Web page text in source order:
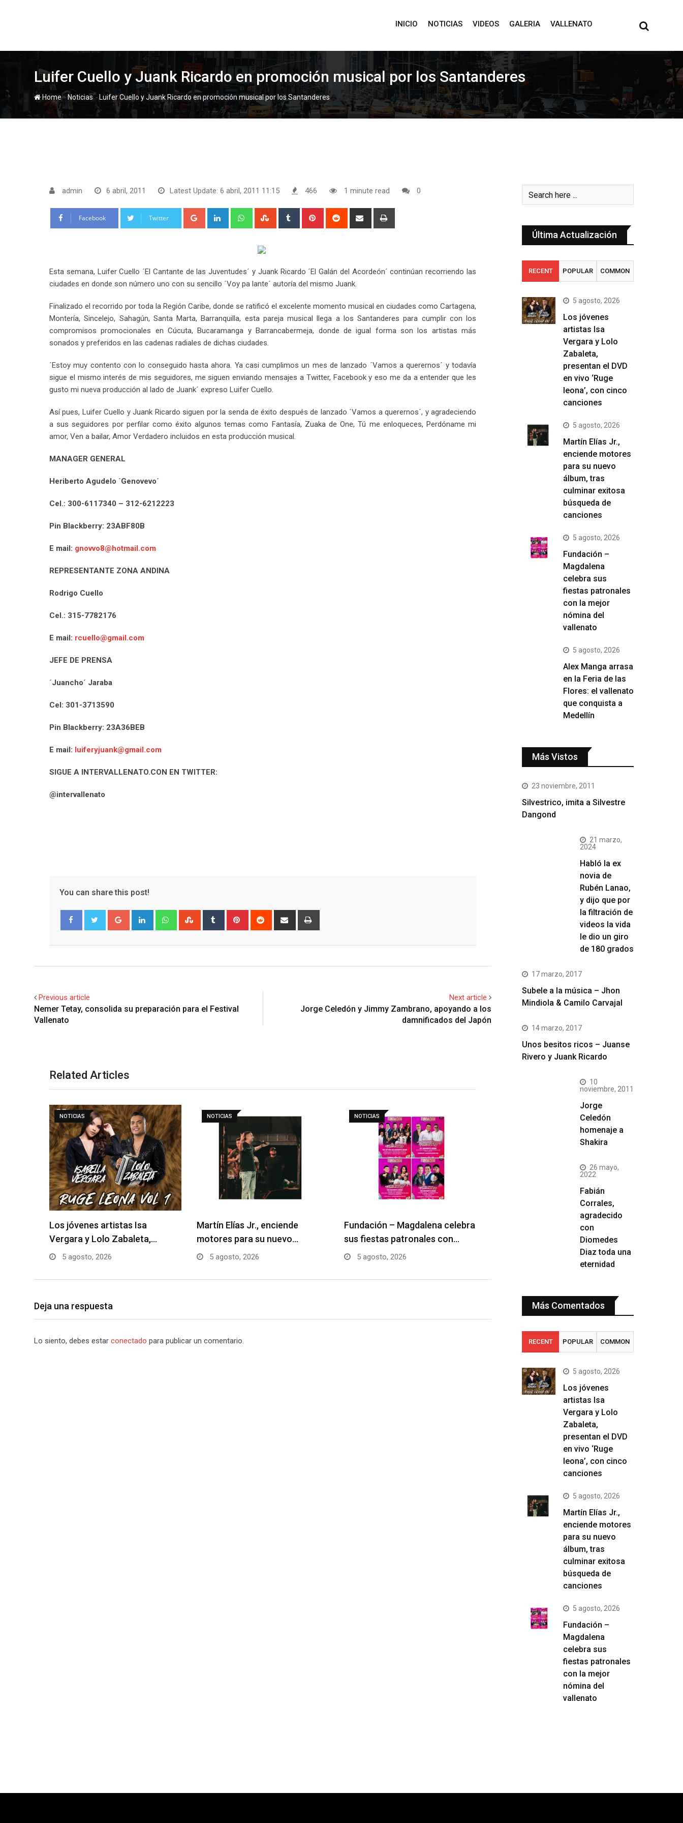
INICIO NOTICIAS VIDEOS GALERIA VALLENATO
Luifer Cuello y Juank Ricardo en promoción musical por los Santanderes
Home-Noticias-Luifer Cuello y Juank Ricardo en promoción musical por los Santanderes
admin 6 abril, 2011 Latest Update: 6 abril, 2011 11:15 466 1 minute read 0
Facebook Twitter Google+ LinkedIn WhatsappStumbleUpon
Tumblr Pinterest Reddit
Share
Esta semana, Luifer Cuello ´El Cantante de las Juventudes´ y Juank Ricardo ´El Galán del Acordeón´ continúan recorriendo las
ciudades en donde son número uno con su sencillo ´Voy pa lante´ autoría del mismo Juank.
Finalizado el recorrido por toda la Región Caribe, donde se ratificó el excelente momento musical en ciudades como Cartagena,
Montería, Sincelejo, Sahagún, Santa Marta, Barranquilla, esta pareja musical llega a los Santanderes para cumplir con los
compromisos promocionales en Cúcuta, Bucaramanga y Barrancabermeja, donde de igual forma son los artistas más
sonados y preferidos en las cadenas radiales de dichas ciudades.
´Estoy muy contento con lo conseguido hasta ahora. Ya casi cumplimos un mes de lanzado ´Vamos a querernos´ y todavía
sigue el mismo interés de mis seguidores, me siguen enviando mensajes a Twitter, Facebook y eso me da a entender que les
gusto mi nueva producción al lado de Juank´ expreso Luifer Cuello.
Así pues, Luifer Cuello y Juank Ricardo siguen por la senda de éxito después de lanzado ´Vamos a querernos´, y agradeciendo
a sus seguidores por perfilar como éxito algunos temas como Fantasía, Zuaka de One, Tú me enloqueces, Perdóname mi
amor, Ven a bailar, Amor Verdadero incluidos en esta producción musical.
MANAGER GENERAL
Heriberto Agudelo ´Genovevo´
Cel.: 300-6117340 – 312-6212223
Pin Blackberry: 23ABF80B
E mail: gnovvo8@hotmail.com
REPRESENTANTE ZONA ANDINA
Rodrigo Cuello
Cel.: 315-7782176
E mail: rcuello@gmail.com
JEFE DE PRENSA
´Juancho´ Jaraba
Cel: 301-3713590
Pin Blackberry: 23A36BEB
E mail: luiferyjuank@gmail.com
SIGUE A INTERVALLENATO.CON EN TWITTER:
@intervallenato
You can share this post!
Google+ LinkedIn WhatsappStumbleUpon
Tumblr Pinterest Reddit
Share
Previous article
Nemer Tetay, consolida su preparación para el Festival
Vallenato
Next article
Jorge Celedón y Jimmy Zambrano, apoyando a los
damnificados del Japón
Related Articles
NOTICIAS
Los jóvenes artistas Isa
Vergara y Lolo Zabaleta,…
5 agosto, 2026
NOTICIAS
Martín Elías Jr., enciende
motores para su nuevo…
5 agosto, 2026
NOTICIAS
Fundación – Magdalena celebra
sus fiestas patronales con…
5 agosto, 2026
Deja una respuesta
Lo siento, debes estar conectado para publicar un comentario.
Última Actualización
RECENT POPULAR COMMON
5 agosto, 2026
Los jóvenes
artistas Isa
Vergara y Lolo
Zabaleta,
presentan el DVD
en vivo ‘Ruge
leona’, con cinco
canciones
5 agosto, 2026
Martín Elías Jr.,
enciende motores
para su nuevo
álbum, tras
culminar exitosa
búsqueda de
canciones
5 agosto, 2026
Fundación –
Magdalena
celebra sus
fiestas patronales
con la mejor
nómina del
vallenato
5 agosto, 2026
Alex Manga arrasa
en la Feria de las
Flores: el vallenato
que conquista a
Medellín
Más Vistos
23 noviembre, 2011
Silvestrico, imita a Silvestre
Dangond
21 marzo,
2024
Habló la ex
novia de
Rubén Lanao,
y dijo que por
la filtración de
videos la vida
le dio un giro
de 180 grados
17 marzo, 2017
Subele a la música – Jhon
Mindiola & Camilo Carvajal
14 marzo, 2017
Unos besitos ricos – Juanse
Rivero y Juank Ricardo
10
noviembre, 2011
Jorge
Celedón
homenaje a
Shakira
26 mayo,
2022
Fabián
Corrales,
agradecido
con
Diomedes
Diaz toda una
eternidad
Más Comentados
RECENT POPULAR COMMON
5 agosto, 2026
Los jóvenes
artistas Isa
Vergara y Lolo
Zabaleta,
presentan el DVD
en vivo ‘Ruge
leona’, con cinco
canciones
5 agosto, 2026
Martín Elías Jr.,
enciende motores
para su nuevo
álbum, tras
culminar exitosa
búsqueda de
canciones
5 agosto, 2026
Fundación –
Magdalena
celebra sus
fiestas patronales
con la mejor
nómina del
vallenato